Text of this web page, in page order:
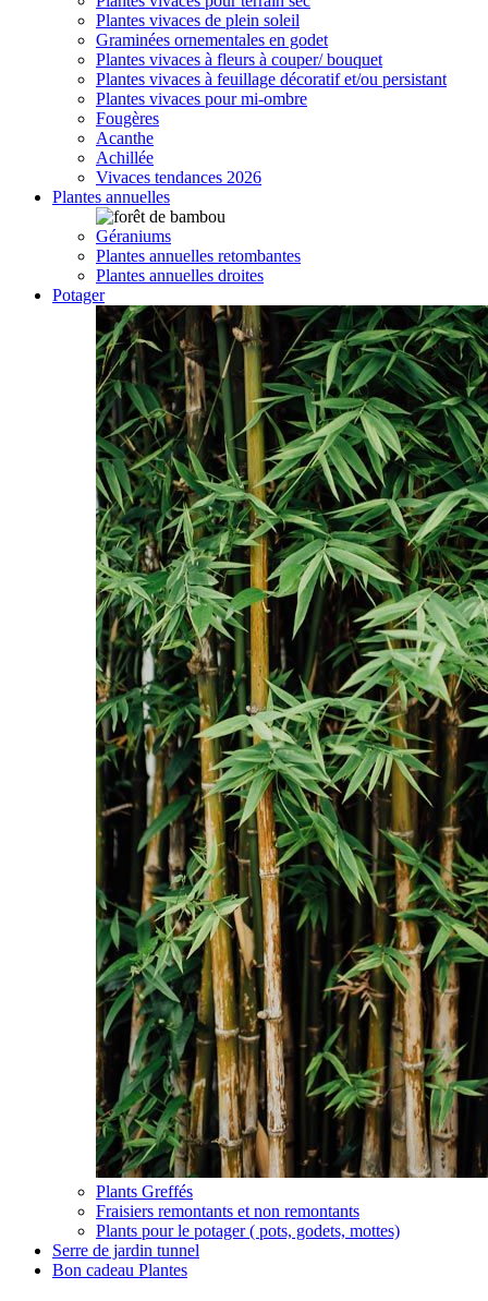
Plantes vivaces de plein soleil
Graminées ornementales en godet
Plantes vivaces à fleurs à couper/ bouquet
Plantes vivaces à feuillage décoratif et/ou persistant
Plantes vivaces pour mi-ombre
Fougères
Acanthe
Achillée
Vivaces tendances 2026
Plantes annuelles
Géraniums
Plantes annuelles retombantes
Plantes annuelles droites
Potager
Plants Greffés
Fraisiers remontants et non remontants
Plants pour le potager ( pots, godets, mottes)
Serre de jardin tunnel
Bon cadeau Plantes